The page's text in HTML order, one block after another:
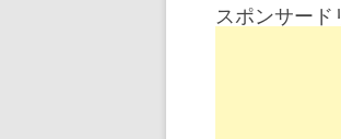
スポンサード